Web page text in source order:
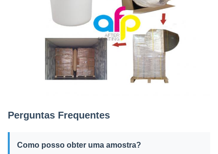
Perguntas Frequentes
Como posso obter uma amostra?